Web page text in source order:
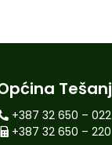
Tešanj
+387 32 650 – 022
+387 32 650 – 220